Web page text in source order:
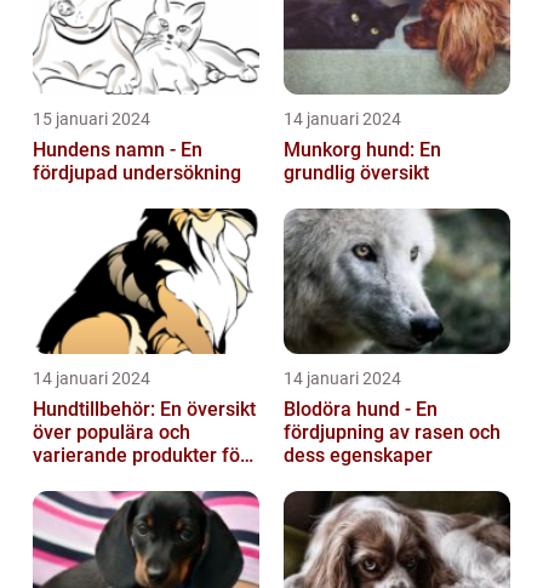
15 januari 2024
Hundens namn - En
fördjupad undersökning
14 januari 2024
Munkorg hund: En
grundlig översikt
14 januari 2024
Hundtillbehör: En översikt
över populära och
varierande produkter för
14 januari 2024
Blodöra hund - En
fördjupning av rasen och
dess egenskaper